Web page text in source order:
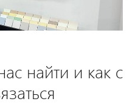
найти и как с